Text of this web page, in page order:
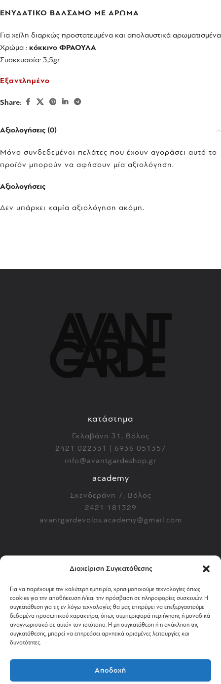
Διαχείριση Συγκατάθεσης
Για να παρέχουμε την καλύτερη εμπειρία, χρησιμοποιούμε τεχνολογίες όπως
cookies για την αποθήκευση ή/και την πρόσβαση σε πληροφορίες συσκευών. Η
συγκατάθεση για τις εν λόγω τεχνολογίες θα μας επιτρέψει να επεξεργαστούμε
δεδομένα προσωπικού χαρακτήρα, όπως συμπεριφορά περιήγησης ή μοναδικά
αναγνωριστικά σε αυτόν τον ιστότοπο. Η μη συγκατάθεση ή η ανάκληση της
συγκατάθεσης, μπορεί να επηρεάσει αρνητικά ορισμένες λειτουργίες και
δυνατότητες.
Αποδοχή
ΕΝΥΔΑΤΙΚΟ ΒΑΛΣΑΜΟ ΜΕ ΑΡΩΜΑ
Για χείλη διαρκώς προστατευμένα και απολαυστικά αρωματισμένα
Χρώμα : κόκκινο ΦΡΑΟΥΛΑ
Συσκευασία: 3,5gr
Εξαντλημένο
Share:
Αξιολογήσεις (0)
Αξιολογήσεις
Δεν υπάρχει καμία αξιολόγηση ακόμη.
Μόνο συνδεδεμένοι πελάτες που έχουν αγοράσει αυτό το
προϊόν μπορούν να αφήσουν μία αξιολόγηση.
κατάστημα
Γκλαβάνη 31, Βόλος
2421 022331 | 6936 051357
info@avantgardeshop.gr
academy
Σκενδεράνη 7, Βόλος
2421 181329
avantgardevolos.academy@gmail.com
αίτημα υπαναχώρησης
πολιτική επιστροφών
αποστολή & πληρωμή
απόρρητο & cookies